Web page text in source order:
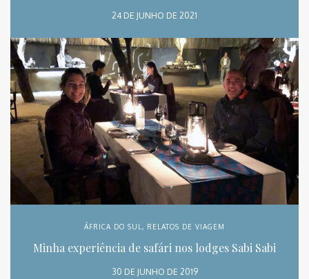
24 DE JUNHO DE 2021
ÁFRICA DO SUL , RELATOS DE VIAGEM
Minha experiência de safári nos lodges Sabi Sabi
30 DE JUNHO DE 2019